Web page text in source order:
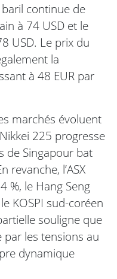
continue de
à 74 USD et le
USD. Le prix du
la
à 48 EUR par
marchés évoluent
225 progresse
de Singapour bat
revanche, l’ASX
%, le Hang Seng
KOSPI sud-coréen
souligne que
par les tensions au
dynamique